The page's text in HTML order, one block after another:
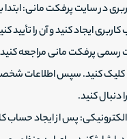
در سایت پرفکت مانی:
ایجاد کنید و آن را تأیید
رسمی پرفکت مانی مراجعه
کنید. سپس اطلاعات شخصی
دنبال کنید.
پس از ایجاد حساب